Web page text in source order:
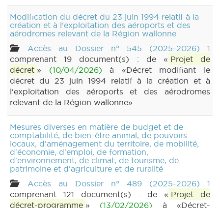
Modification du décret du 23 juin 1994 relatif à la
création et à l'exploitation des aéroports et des
aérodromes relevant de la Région wallonne
Accès au Dossier n° 545 (2025-2026) 1
comprenant 19 document(s) : de « Projet de
décret » (10/04/2026) à «Décret modifiant le
décret du 23 juin 1994 relatif à la création et à
l'exploitation des aéroports et des aérodromes
relevant de la Région wallonne»
Mesures diverses en matière de budget et de
comptabilité, de bien-être animal, de pouvoirs
locaux, d'aménagement du territoire, de mobilité,
d'économie, d'emploi, de formation,
d'environnement, de climat, de tourisme, de
patrimoine et d'agriculture et de ruralité
Accès au Dossier n° 489 (2025-2026) 1
comprenant 121 document(s) : de « Projet de
décret-programme » (13/02/2026) à «Décret-